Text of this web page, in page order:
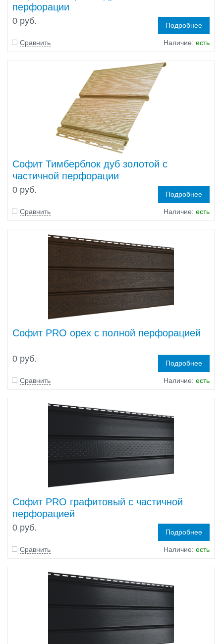
перфорации
0 руб. Подробнее
Сравнить Наличие: есть
Софит Тимберблок дуб золотой с
частичной перфорации
0 руб. Подробнее
Сравнить Наличие: есть
Софит PRO орех с полной перфорацией
0 руб. Подробнее
Сравнить Наличие: есть
Софит PRO графитовый с частичной
перфорацией
0 руб. Подробнее
Сравнить Наличие: есть